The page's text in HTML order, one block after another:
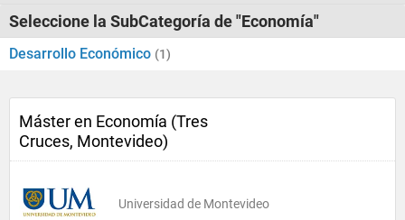
Seleccione la SubCategoría de "Economía"
Desarrollo Económico (1)
Máster en Economía (Tres
Cruces, Montevideo)
Universidad de Montevideo